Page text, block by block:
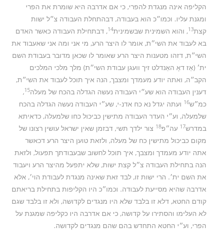
הקליפה אינה מנגדת להפרי, כי אם אדרבה היא שומרת את הפרי
ומגנת עליו. וכמו״כ הוא בעבודה, דבהתחלת העבודה צ״ל ישות
קצת13, והוא השמינית שבשמינית14, דבתחילת העבודה כאשר האדם
בא לעבוד את השי״ת, אומר לו היצר הרע, מי אני ומה אני שאעבוד את
השי״ת, דזהו מטענות היצר הרע שאומר לו שכאן מדובר בעבודת השם
ית׳ (אַז דאָ האַנדלט זיך וועגן עבודת השי״ת) מלך מלכי המלכים
הקב״ה, ואתה יודע מעמדך ומצבך, הנה איך תוכל לעבוד את השי״ת,
דענין העבודה הוא שע״י העבודה נעשה הגדלה בהכח של מעלה15
,
כמ״ש16 ועתה יגדל נא כח אדנ-י, שע״י העבודה נעשה הגדלה בהכח
שלמעלה, וע״י העדר העבודה מתישין כביכול כחו שלמעלה, כדאיתא
במדרש17 עה״פ18 צור ילדך תשי, דבזמן שאין ישראל עושין רצונו של
מקום כביכול מתישין כח של מעלה, ולזאת טוען היצר הרע דכאשר
אתה יודע מעמדך ומצבך, איך תוכל לחשוב שבעבודתך תפעול, ולזאת
הנה בתחילת העבודה צ״ל קצת ישות, שלא יתפעל מהיצר הרע ויעבוד
את השם ית׳. הרי ישות זו, לבד זאת שאינה מנגדת לעבודת הוי׳, אלא
אדרבה שהיא מסייעת לעבודה. וכמו״כ היו הקליפות בתחילת בריאתם
קודם החטא, דלא זו בלבד שלא היו מנגדים לקדושה, ולא זו בלבד שגם
לא העלימו והסתירו על קדושה, כי אם אדרבה היו כקליפה שמגנת על
הפרי, וע״י החטא התחדש בהם שהם מנגדים לקדושה.